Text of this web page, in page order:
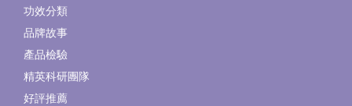
功效分類
品牌故事
產品檢驗
精英科研團隊
好評推薦